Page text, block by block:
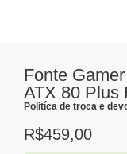
Fonte
ATX 80 Plus
Politíca de troca e
R$459,00